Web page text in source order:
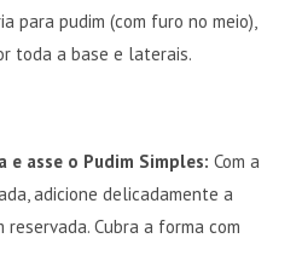
para pudim (com furo no meio),
toda a base e laterais.
e asse o Pudim Simples: Com a
adicione delicadamente a
reservada. Cubra a forma com